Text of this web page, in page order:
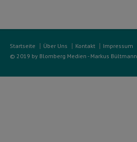
Startseite Über Uns Kontakt Impressum
© 2019 by Blomberg Medien - Markus Bültmann